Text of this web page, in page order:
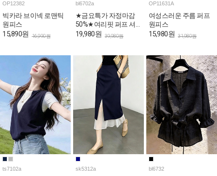
OP12382
빅카라 브이넥 로맨틱
원피스
15,890원 16,990원
bl6702a
★금요특가 자정마감
50%★여리핏 퍼프 셔
링 반소매 블라우스
19,980원 39,980원
OP11631A
여성스러운 주름 퍼프
원피스
15,980원 31,980원
ts7102a sk5312a bl6732